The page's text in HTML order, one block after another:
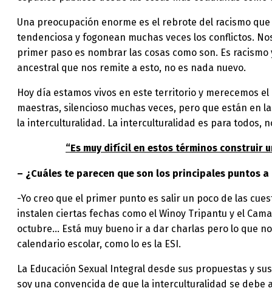
Una preocupación enorme es el rebrote del racismo
tendenciosa y fogonean muchas veces los conflictos.
primer paso es nombrar las cosas como son. Es
ancestral que nos remite a esto, no es nada nuevo.
Hoy día estamos vivos en este territorio y merecemos
maestras, silencioso muchas veces, pero que están
la interculturalidad. La interculturalidad es para todos,
“Es muy difícil en estos términos construir
– ¿Cuáles te parecen que son los principales puntos
-Yo creo que el primer punto es salir un poco de las
instalen ciertas fechas como el Winoy Tripantu y el
octubre… Está muy bueno ir a dar charlas pero lo que
calendario escolar, como lo es la ESI.
La Educación Sexual Integral desde sus propuestas y
soy una convencida de que la interculturalidad se